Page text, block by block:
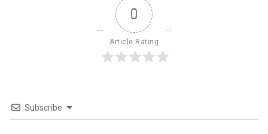
0
Article Rating
Subscribe